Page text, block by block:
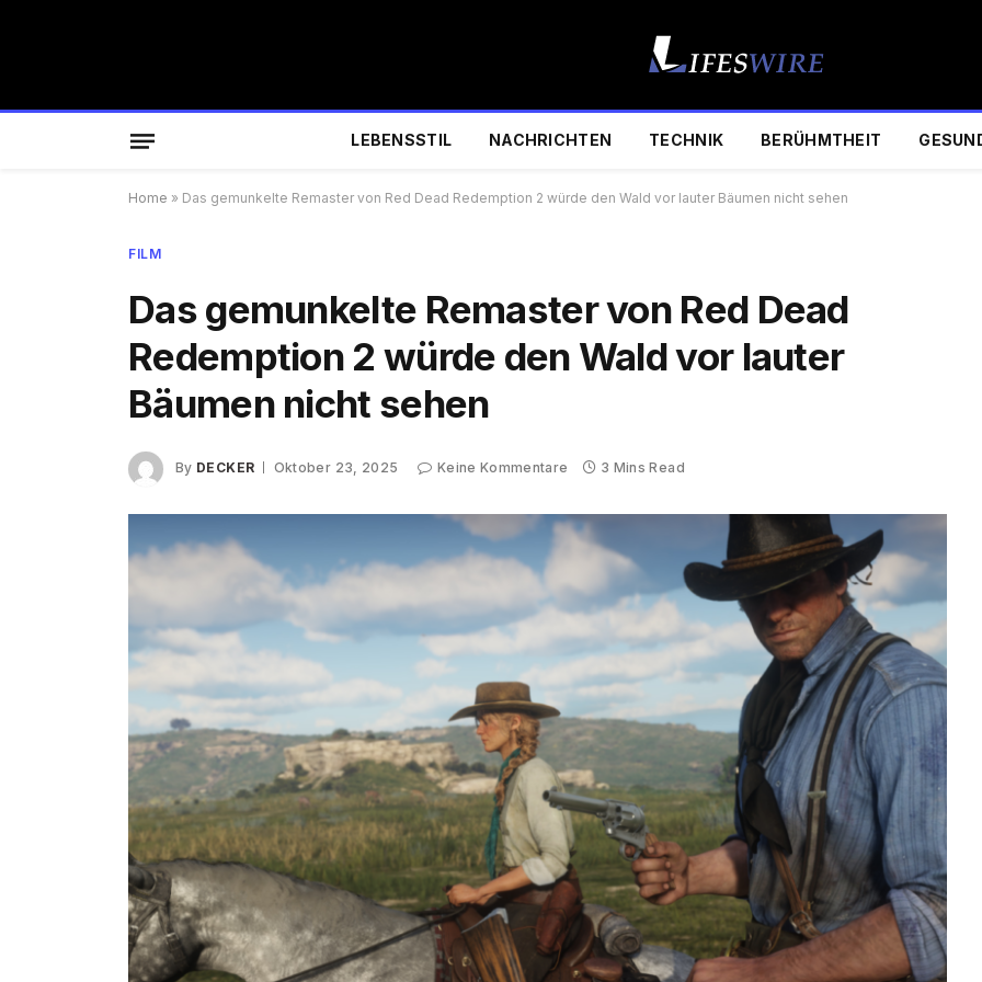
LEBENSSTIL NACHRICHTEN TECHNIK BERÜHMTHEIT
Home » Das gemunkelte Remaster von Red Dead Redemption 2 würde den Wald vor lauter Bäumen nicht sehen
FILM
Das gemunkelte Remaster von Red Dead
Redemption 2 würde den Wald vor lauter
Bäumen nicht sehen
By DECKER Oktober 23, 2025 Keine Kommentare 3 Mins Read